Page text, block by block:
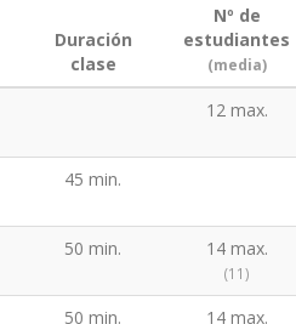
Duración
clase
Nº de
estudiantes
(media)
12 max.
45 min.
50 min. 14 max.
(11)
50 min. 14 max.